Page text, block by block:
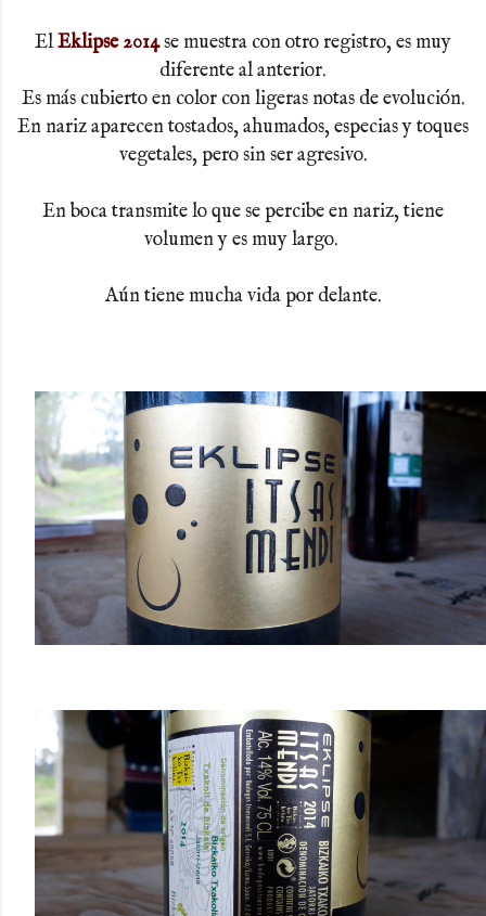
ElEklipse 2014se muestra con otro registro, es muy
diferente al anterior.
Es más cubierto en color con ligeras notas de evolución.
En nariz aparecen tostados, ahumados, especias y toques
vegetales, pero sin ser agresivo.
En boca transmite lo que se percibe en nariz, tiene
volumen y es muy largo.
Aún tiene mucha vida por delante.